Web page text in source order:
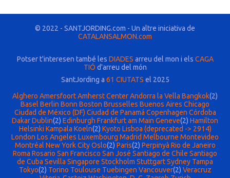
© 2022 - SANTJORDING.com - Un altre iniciativa de
CATALANSALMON.com
Potser t'interesen també les DIADES arreu del mon i els CAGA
TIÓ d'arreu del món
SantJording a 61 CIUTATS el 2025
Alghero AmersfoortAmherst CenterAndorra la Vella Bangkok(2)
Basel Berlin Bonn Boston Brusselles Buenos Aires Chicago
Ciudad de México (DF) Ciudad de Panamá Copenhagen Córdoba
DakarDublin(2) Edinburgh Frankfurt am Main Geneve(2) Hamilton
Helsinki Kampala Koeln(2) Kyoto Lisboa (deprecated -> 2914)
London Los Angeles Luxembourg Madrid Melbourne Montevideo
Montréal New York City Oslo(2) Paris(2) Perpinyà Rio de Janeiro
Roma Rosario San Francisco San José Santiago de Chile Santiago
de Cuba Sevilla Singapore Stockholm StuttgartSydney Tampa
Tokyo(2) Torino Toulouse Tuebingen Vancouver(2) Veracruz